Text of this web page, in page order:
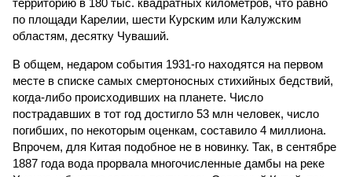
территорию в 180 тыс. квадратных километров, что равно
по площади Карелии, шести Курским или Калужским
областям, десятку Чуваший.
В общем, недаром события 1931-го находятся на первом
месте в списке самых смертоносных стихийных бедствий,
когда-либо происходивших на планете. Число
пострадавших в тот год достигло 53 млн человек, число
погибших, по некоторым оценкам, составило 4 миллиона.
Впрочем, для Китая подобное не в новинку. Так, в сентябре
1887 года вода прорвала многочисленные дамбы на реке